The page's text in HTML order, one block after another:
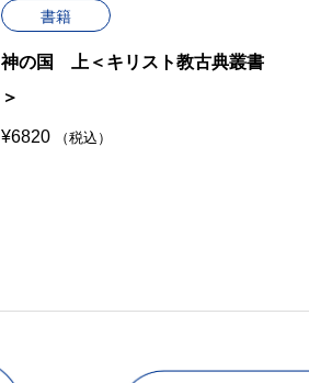
書籍
神の国 上＜キリスト教古典叢書
＞
¥6820 （税込）